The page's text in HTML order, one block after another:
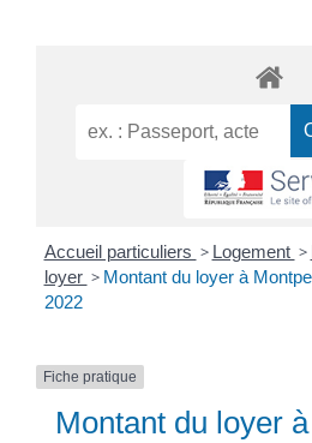
Service Public
Accueil particuliers > Logement >
loyer > Montant du loyer à
2022
Fiche pratique
Montant du loyer